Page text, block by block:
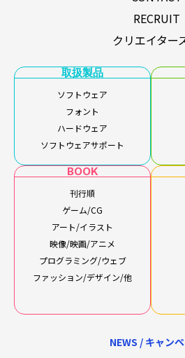
RECRUIT
クリエイター
取扱製品
ソフトウェア
フォント
ハードウェア
ソフトウェアサポート
BOOK
刊行順
ゲーム/CG
アート/イラスト
映像/映画/アニメ
プログラミング/ウェブ
ファッション/デザイン/他
NEWS / キャン